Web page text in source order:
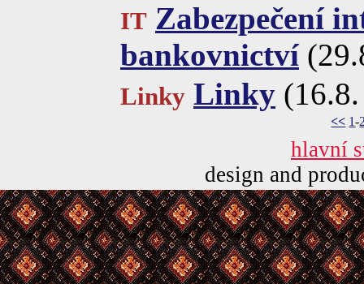
IT Zabezpečení
bankovnictví
Linky Linky
<< 1-
hlavní
design and